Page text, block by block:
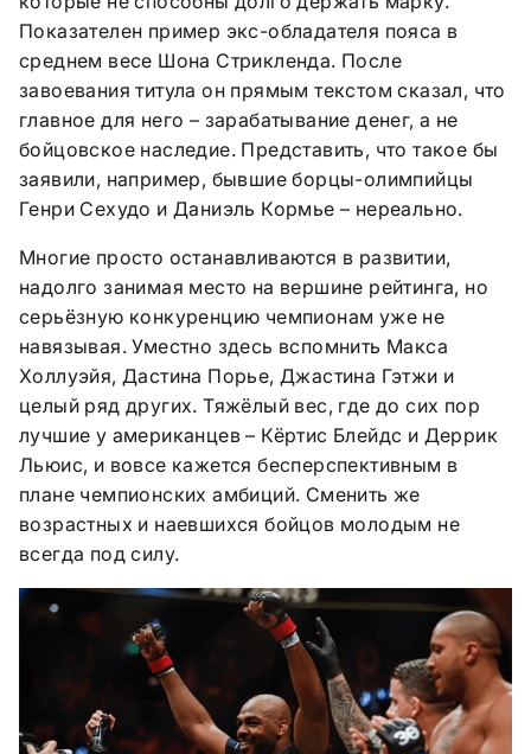
Показателен пример экс-обладателя пояса в
среднем весе Шона Стрикленда. После
завоевания титула он прямым текстом сказал, что
главное для него – зарабатывание денег, а не
бойцовское наследие. Представить, что такое бы
заявили, например, бывшие борцы-олимпийцы
Генри Сехудо и Даниэль Кормье – нереально.
Многие просто останавливаются в развитии,
надолго занимая место на вершине рейтинга, но
серьёзную конкуренцию чемпионам уже не
навязывая. Уместно здесь вспомнить Макса
Холлуэйя, Дастина Порье, Джастина Гэтжи и
целый ряд других. Тяжёлый вес, где до сих пор
лучшие у американцев – Кёртис Блейдс и Деррик
Льюис, и вовсе кажется бесперспективным в
плане чемпионских амбиций. Сменить же
возрастных и наевшихся бойцов молодым не
всегда под силу.